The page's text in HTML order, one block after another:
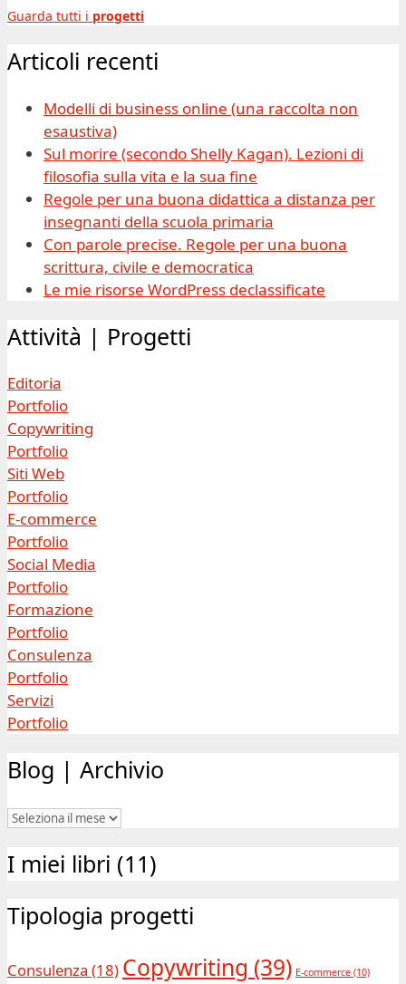
Guarda tutti i progetti
Articoli recenti
Modelli di business online (una raccolta non
esaustiva)
Sul morire (secondo Shelly Kagan). Lezioni di
filosofia sulla vita e la sua fine
Regole per una buona didattica a distanza per
insegnanti della scuola primaria
Con parole precise. Regole per una buona
scrittura, civile e democratica
Le mie risorse WordPress declassificate
Attività | Progetti
Editoria
Portfolio
Copywriting
Portfolio
Siti Web
Portfolio
E-commerce
Portfolio
Social Media
Portfolio
Formazione
Portfolio
Consulenza
Portfolio
Servizi
Portfolio
Blog | Archivio
Blog
Archivio
I miei libri (11)
Tipologia progetti
Consulenza (18) Copywriting (39) E-commerce (10)